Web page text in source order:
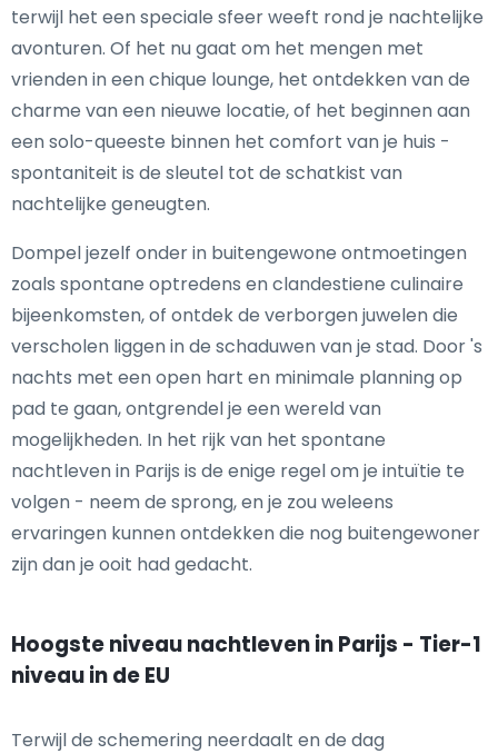
terwijl het een speciale sfeer weeft rond je nachtelijke
avonturen. Of het nu gaat om het mengen met
vrienden in een chique lounge, het ontdekken van de
charme van een nieuwe locatie, of het beginnen aan
een solo-queeste binnen het comfort van je huis -
spontaniteit is de sleutel tot de schatkist van
nachtelijke geneugten.
Dompel jezelf onder in buitengewone ontmoetingen
zoals spontane optredens en clandestiene culinaire
bijeenkomsten, of ontdek de verborgen juwelen die
verscholen liggen in de schaduwen van je stad. Door 's
nachts met een open hart en minimale planning op
pad te gaan, ontgrendel je een wereld van
mogelijkheden. In het rijk van het spontane
nachtleven in Parijs is de enige regel om je intuïtie te
volgen - neem de sprong, en je zou weleens
ervaringen kunnen ontdekken die nog buitengewoner
zijn dan je ooit had gedacht.
Hoogste niveau nachtleven in Parijs - Tier-1
niveau in de EU
Terwijl de schemering neerdaalt en de dag